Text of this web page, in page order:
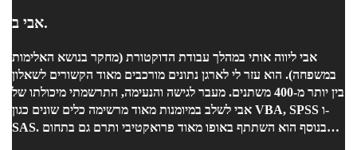
אבי ב.
אבי ליווה אותי במהלך עבודת הדוקטורת (מחקר בנושא האלימות
במשפחה). הוא עזר לי לארגן נתונים מורכבים מאוד הקשורים לשאלון
בין יותר מ-400 משתנים. מעבר לגישה והנעימה, התרשמתי מיכולתו של
אבי לשלב במיומנות מאוד מרשימה כלים שונים כגון VBA, SPSS ו-
SAS. בנוסף הוא השתתף באופו מאוד פרואקטיבי ותרם גם בתחום